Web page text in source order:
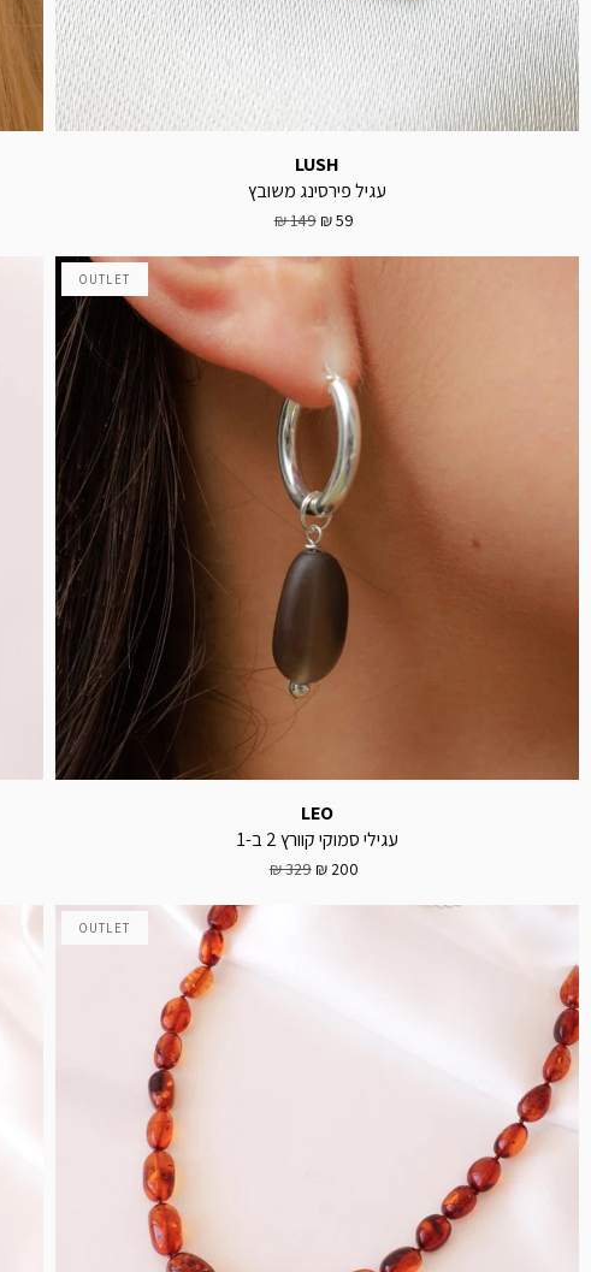
LUSH
עגיל פירסינג משובץ
59 ₪
149 ₪
OUTLET
LEO
עגילי סמוקי קוורץ 2 ב-1
200 ₪
329 ₪
OUTLET